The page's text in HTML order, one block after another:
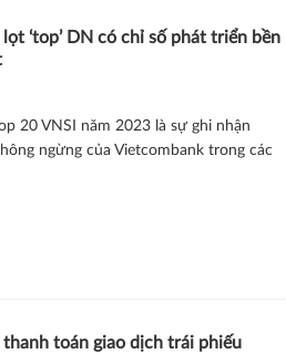
‘top’ DN có chỉ số phát triển bền
20 VNSI năm 2023 là sự ghi nhận
ngừng của Vietcombank trong các
toán giao dịch trái phiếu